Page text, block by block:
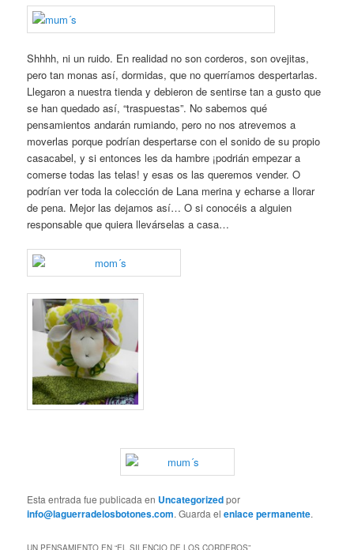
Shhhh, ni un ruido. En realidad no son corderos, son ovejitas,
pero tan monas así, dormidas, que no querríamos despertarlas.
Llegaron a nuestra tienda y debieron de sentirse tan a gusto que
se han quedado así, “traspuestas”. No sabemos qué
pensamientos andarán rumiando, pero no nos atrevemos a
moverlas porque podrían despertarse con el sonido de su propio
casacabel, y si entonces les da hambre ¡podrián empezar a
comerse todas las telas! y esas os las queremos vender. O
podrían ver toda la colección de Lana merina y echarse a llorar
de pena. Mejor las dejamos así… O si conocéis a alguien
responsable que quiera llevárselas a casa…
Esta entrada fue publicada en Uncategorizedpor
info@laguerradelosbotones.com. Guarda elenlace permanente.
UN PENSAMIENTO EN “EL SILENCIO DE LOS CORDEROS”